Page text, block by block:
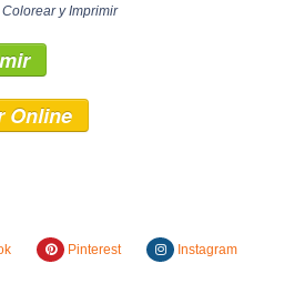
y Imprimir
Online
Pinterest
Instagram